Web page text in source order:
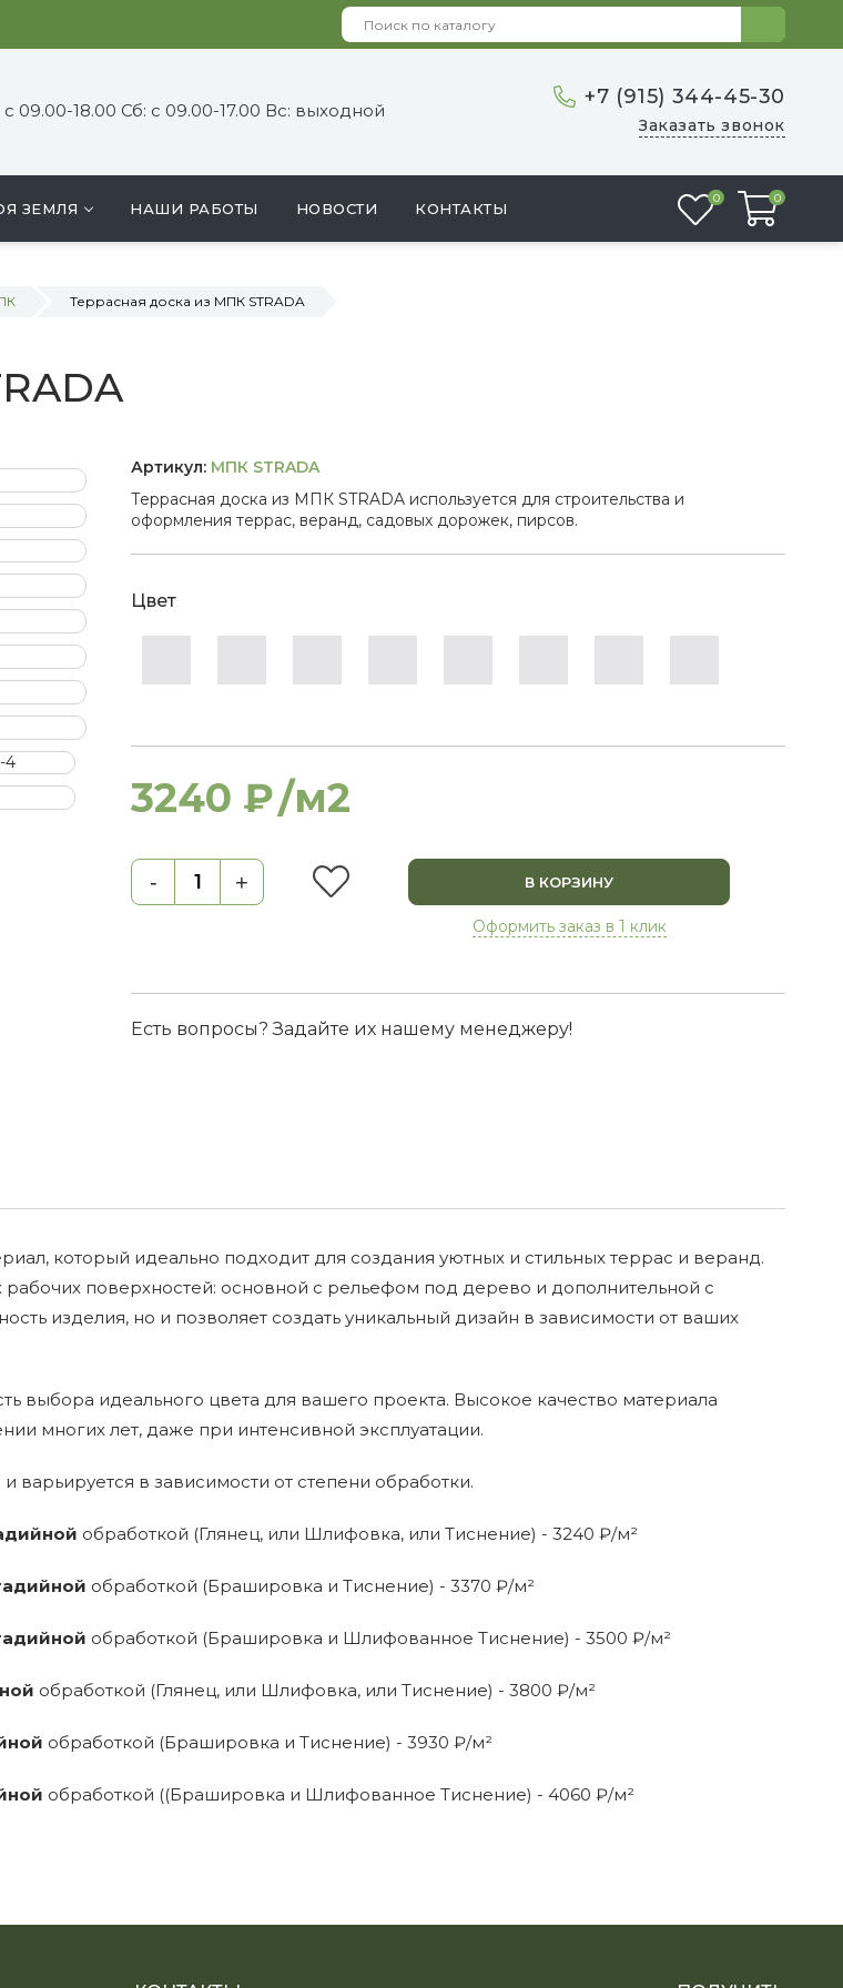
+7 (915) 344-45-30
Заказать звонок
09.00-18.00 Сб: с 09.00-17.00 Вс: выходной
ЗЕМЛЯ НАШИ РАБОТЫ НОВОСТИ КОНТАКТЫ
0
Избранное
0
Террасная доска из МПК STRADA
Артикул: МПК STRADA
Террасная доска из МПК STRADA используется для строительства и
оформления террас, веранд, садовых дорожек, пирсов.
Цвет
3240 ₽/м2
- + В КОРЗИНУ
Оформить заказ в 1 клик
Есть вопросы? Задайте их нашему менеджеру!
который идеально подходит для создания уютных и стильных террас и веранд.
поверхностей: основной с рельефом под дерево и дополнительной с
изделия, но и позволяет создать уникальный дизайн в зависимости от ваших
выбора идеального цвета для вашего проекта. Высокое качество материала
многих лет, даже при интенсивной эксплуатации.
варьируется в зависимости от степени обработки.
обработкой (Глянец, или Шлифовка, или Тиснение) - 3240 ₽/м²
обработкой (Брашировка и Тиснение) - 3370 ₽/м²
обработкой (Брашировка и Шлифованное Тиснение) - 3500 ₽/м²
обработкой (Глянец, или Шлифовка, или Тиснение) - 3800 ₽/м²
обработкой (Брашировка и Тиснение) - 3930 ₽/м²
обработкой ((Брашировка и Шлифованное Тиснение) - 4060 ₽/м²